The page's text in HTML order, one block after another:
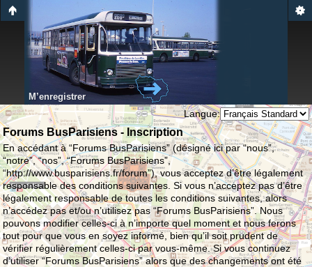
M’enregistrer
Langue:
Forums BusParisiens - Inscription
En accédant à “Forums BusParisiens” (désigné ici par “nous”,
“notre”, “nos”, “Forums BusParisiens”,
“http://www.busparisiens.fr/forum”), vous acceptez d’être légalement
responsable des conditions suivantes. Si vous n’acceptez pas d’être
légalement responsable de toutes les conditions suivantes, alors
n’accédez pas et/ou n’utilisez pas “Forums BusParisiens”. Nous
pouvons modifier celles-ci à n’importe quel moment et nous ferons
tout pour que vous en soyez informé, bien qu’il soit prudent de
vérifier régulièrement celles-ci par vous-même. Si vous continuez
d’utiliser “Forums BusParisiens” alors que des changements ont été